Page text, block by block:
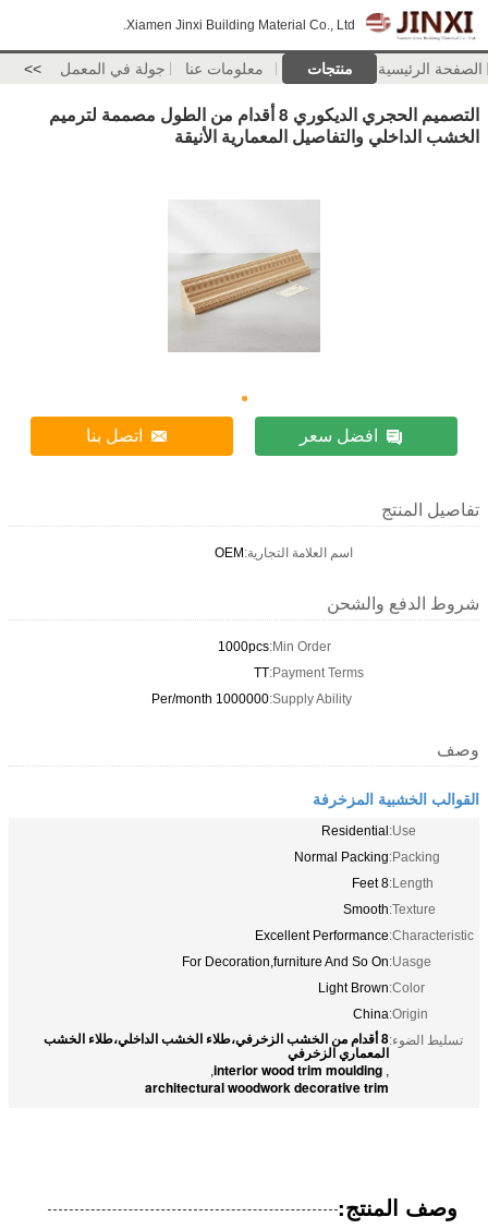
Xiamen Jinxi Building Material Co., Ltd.
الصفحة الرئيسية منتجات معلومات عنا جولة في المعمل >>
التصميم الحجري الديكوري 8 أقدام من الطول مصممة لترميم
الخشب الداخلي والتفاصيل المعمارية الأنيقة
افضل سعر اتصل بنا
تفاصيل المنتج
اسم العلامة التجارية:OEM
شروط الدفع والشحن
Min Order:
1000pcs
Payment Terms:
TT
Supply Ability:
1000000 Per/month
وصف
القوالب الخشبية المزخرفة
Use:
Residential
Packing:
Normal Packing
Length:
8 Feet
Texture:
Smooth
Characteristic:
Excellent Performance
Uasge:
For Decoration,furniture And So On
Color:
Light Brown
Origin:
China
تسليط الضوء:
8 أقدام من الخشب الزخرفي،طلاء الخشب الداخلي،طلاء الخشب
المعماري الزخرفي
,
interior wood trim moulding
,
architectural woodwork decorative trim
وصف المنتج: